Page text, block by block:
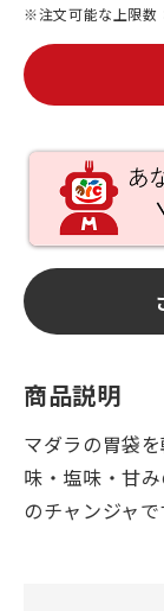
※注文可能な上限数
商品説明
マダラの胃袋
味・塩味・甘
のチャンジャで